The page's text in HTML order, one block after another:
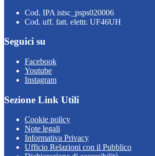
Cod. IPA istsc_psps020006
Cod. uff. fatt. elettr. UF46UH
Seguici su
Facebook
Youtube
Instagram
Sezione Link Utili
Cookie policy
Note legali
Informativa Privacy
Ufficio Relazioni con il Pubblico